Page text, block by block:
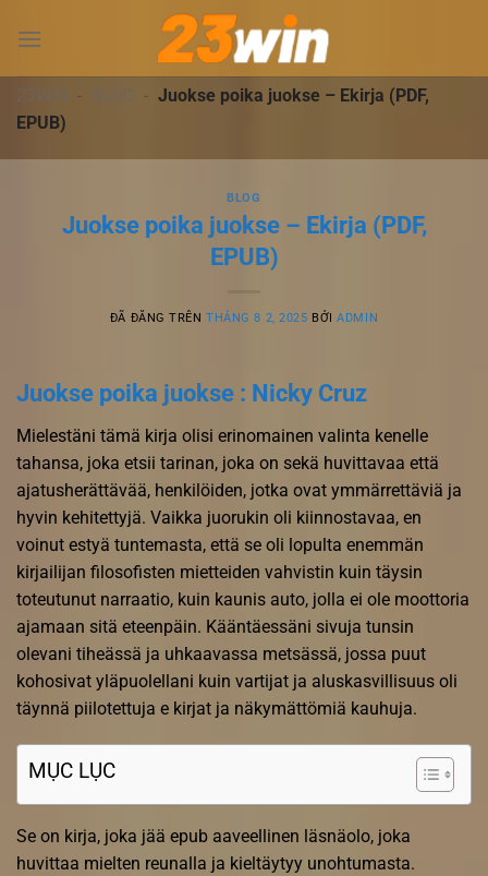
đến
dung23WIN - BLOG - Juokse poika juokse – Ekirja (PDF,
EPUB)
BLOG
Juokse poika juokse – Ekirja (PDF,
EPUB)
ĐÃ ĐĂNG TRÊNTHÁNG 8 2, 2025 BỞIADMIN
Juokse poika juokse : Nicky Cruz
Mielestäni tämä kirja olisi erinomainen valinta kenelle
tahansa, joka etsii tarinan, joka on sekä huvittavaa että
ajatusherättävää, henkilöiden, jotka ovat ymmärrettäviä ja
hyvin kehitettyjä. Vaikka juorukin oli kiinnostavaa, en
voinut estyä tuntemasta, että se oli lopulta enemmän
kirjailijan filosofisten mietteiden vahvistin kuin täysin
toteutunut narraatio, kuin kaunis auto, jolla ei ole moottoria
ajamaan sitä eteenpäin. Kääntäessäni sivuja tunsin
olevani tiheässä ja uhkaavassa metsässä, jossa puut
kohosivat yläpuolellani kuin vartijat ja aluskasvillisuus oli
täynnä piilotettuja e kirjat​ ja näkymättömiä kauhuja.
MỤC LỤC
Se on kirja, joka jää epub aaveellinen läsnäolo, joka
huvittaa mielten reunalla ja kieltäytyy unohtumasta.